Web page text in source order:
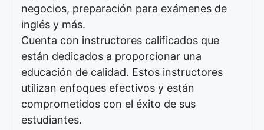
negocios, preparación para exámenes de
inglés y más.
Cuenta con instructores calificados que
están dedicados a proporcionar una
educación de calidad. Estos instructores
utilizan enfoques efectivos y están
comprometidos con el éxito de sus
estudiantes.